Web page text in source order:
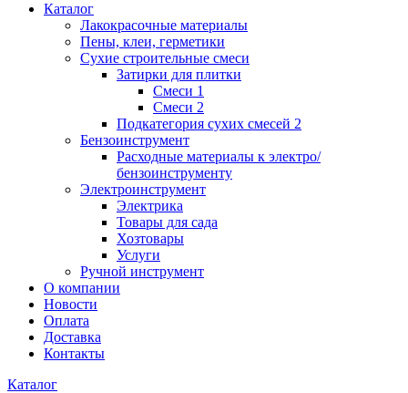
Каталог
Лакокрасочные материалы
Пены, клеи, герметики
Сухие строительные смеси
Затирки для плитки
Смеси 1
Смеси 2
Подкатегория сухих смесей 2
Бензоинструмент
Расходные материалы к электро/
бензоинструменту
Электроинструмент
Электрика
Товары для сада
Хозтовары
Услуги
Ручной инструмент
О компании
Новости
Оплата
Доставка
Контакты
Каталог